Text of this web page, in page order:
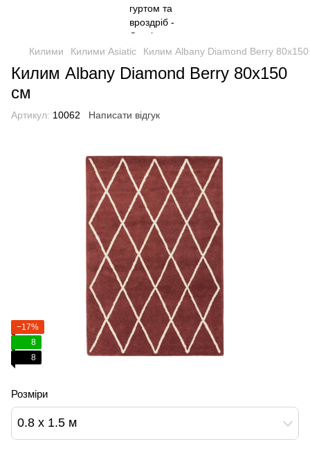
Килими Килими Asiatic Килим Albany Diamond Berry
Килим Albany Diamond Berry 80x150
см
Артикул: 10062 Написати відгук
−17%
8
8
Розміри
0.8 х 1.5 м